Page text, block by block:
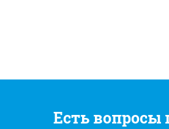
Есть вопросы